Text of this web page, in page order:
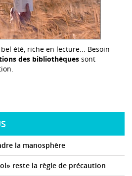
été, riche en lecture... Besoin
des bibliothèques sont
la manosphère
reste la règle de précaution